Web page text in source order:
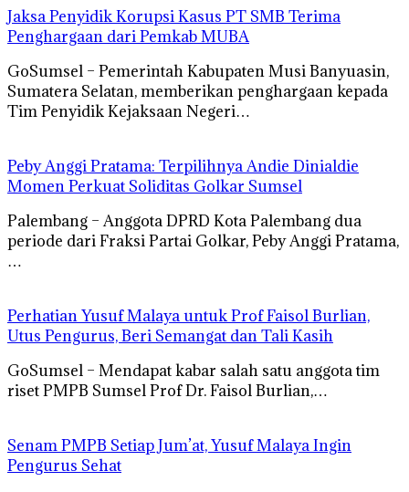
Jaksa Penyidik Korupsi Kasus PT SMB Terima
Penghargaan dari Pemkab MUBA
GoSumsel – Pemerintah Kabupaten Musi Banyuasin,
Sumatera Selatan, memberikan penghargaan kepada
Tim Penyidik Kejaksaan Negeri…
Peby Anggi Pratama: Terpilihnya Andie Dinialdie
Momen Perkuat Soliditas Golkar Sumsel
Palembang – Anggota DPRD Kota Palembang dua
periode dari Fraksi Partai Golkar, Peby Anggi Pratama,
…
Perhatian Yusuf Malaya untuk Prof Faisol Burlian,
Utus Pengurus, Beri Semangat dan Tali Kasih
GoSumsel – Mendapat kabar salah satu anggota tim
riset PMPB Sumsel Prof Dr. Faisol Burlian,…
Senam PMPB Setiap Jum’at, Yusuf Malaya Ingin
Pengurus Sehat